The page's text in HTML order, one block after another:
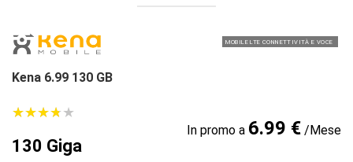
MOBILE LTE CONNETTIVITÀ E VOCE
Kena 6.99 130 GB
★★★★★
★★★★★
130 Giga
In promo a 6.99 €/Mese